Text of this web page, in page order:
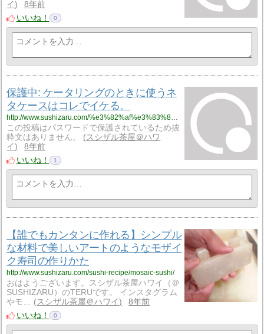
イ
8年前
いいね！
0
保護中: ケータリングのときに使うネ
タケースはコレでイケる。
この投稿はパスワードで保護されているため抜
粋文はありません。
スシザル茶屋＠ハワ
イ
8年前
いいね！
1
【誰でもカンタンに作れる】シンプル
な材料で美しいアートのようなモザイ
ク寿司の作りかた
http://www.sushizaru.com/sushi-recipe/mosaic-sushi/
おはようございます。スシザル茶屋ハワイ（＠
SUSHIZARU）のTERUです。 インスタグラム
やモ…
スシザル茶屋＠ハワイ
8年前
いいね！
0